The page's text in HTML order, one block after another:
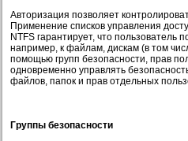
Авторизация позволяет
Применение списков управления
NTFS гарантирует, что пользователь
например, к файлам, дискам (в том
помощью групп безопасности, прав
одновременно управлять
файлов, папок и прав отдельных
Группы безопасности